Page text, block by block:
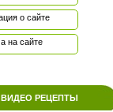
о сайте
на сайте
РЕЦЕПТЫ